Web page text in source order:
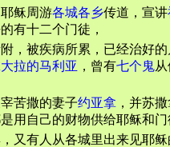
稣周游各城各乡传道，宣讲
有十二个门徒，
，被疾病所累，已经治好的
拉的马利亚 ，曾有七个鬼
苦撒的妻子约亚拿 ，并苏
用自己的财物供给耶稣和门
又有人从各城里出来见耶